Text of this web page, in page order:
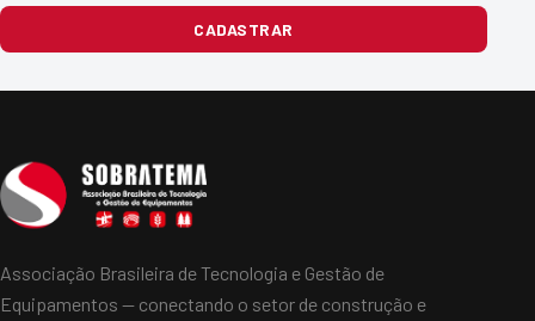
CADASTRAR
Associação Brasileira de Tecnologia e Gestão de
Equipamentos — conectando o setor de construção e